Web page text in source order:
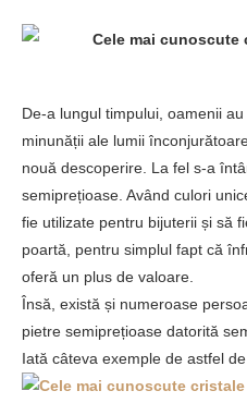
De-a lungul timpului, oamenii
minunății ale lumii
nouă descoperire. La fel s-a
semiprețioase. Având culori
fie utilizate pentru bijuterii și să
poartă, pentru simplul fapt că
oferă un plus de valoare.
Însă, există și numeroase
pietre semiprețioase datorită
Iată câteva exemple de astfel